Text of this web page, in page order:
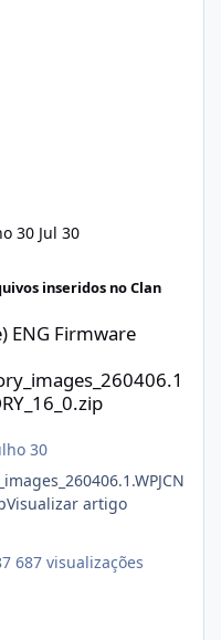
30 Jul 30
Rom
inseridos no Clan
ENG Firmware
30
artigo
687 visualizações